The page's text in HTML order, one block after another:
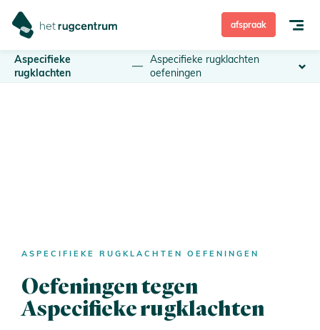
Over Het Rugcentrum
Zelfdiagnose
Hoe ben ik verzekerd?
afspraak
Aspecifieke
rugklachten
Aspecifieke rugklachten
oefeningen
ASPECIFIEKE RUGKLACHTEN OEFENINGEN
Oefeningen tegen
Aspecifieke rugklachten